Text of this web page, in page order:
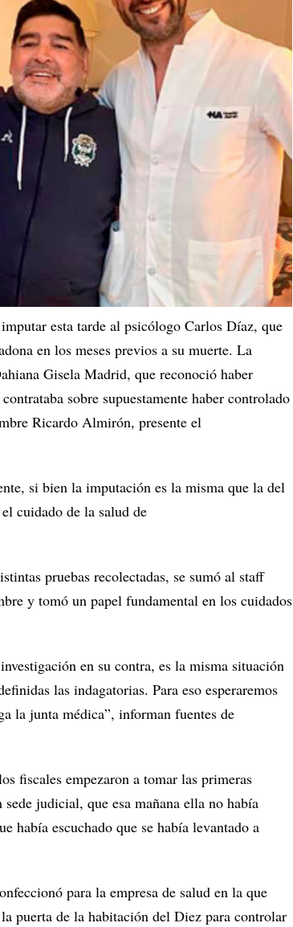
esta tarde al psicólogo Carlos Díaz, que
en los meses previos a su muerte. La
Gisela Madrid, que reconoció haber
sobre supuestamente haber controlado
Ricardo Almirón, presente el
si bien la imputación es la misma que la del
cuidado de la salud de
pruebas recolectadas, se sumó al staff
y tomó un papel fundamental en los cuidados
en su contra, es la misma situación
las indagatorias. Para eso esperaremos
la junta médica”, informan fuentes de
fiscales empezaron a tomar las primeras
judicial, que esa mañana ella no había
había escuchado que se había levantado a
para la empresa de salud en la que
puerta de la habitación del Diez para controlar